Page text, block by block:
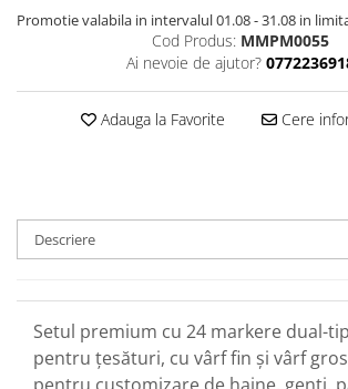
Promotie valabila in intervalul 01.08 - 31.08 in
Cod Produs: MMPM0055
Ai nevoie de ajutor?
Adauga la Favorite Cere
Descriere
Setul premium cu 24 markere dual-
pentru țesături, cu vârf fin și vârf